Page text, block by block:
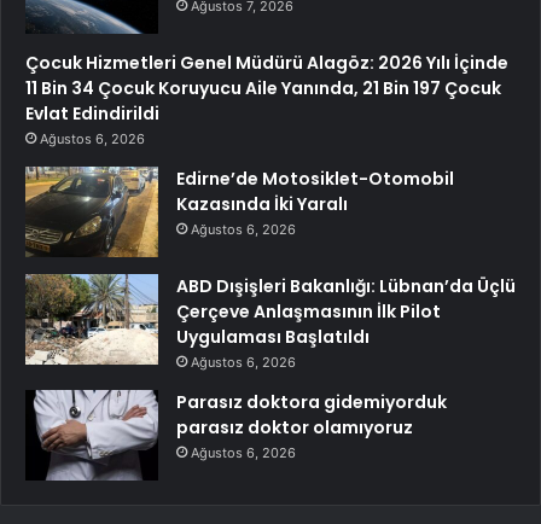
Ağustos 7, 2026
Çocuk Hizmetleri Genel Müdürü Alagöz: 2026 Yılı İçinde
11 Bin 34 Çocuk Koruyucu Aile Yanında, 21 Bin 197 Çocuk
Evlat Edindirildi
Ağustos 6, 2026
Edirne’de Motosiklet-Otomobil
Kazasında İki Yaralı
Ağustos 6, 2026
ABD Dışişleri Bakanlığı: Lübnan’da Üçlü
Çerçeve Anlaşmasının İlk Pilot
Uygulaması Başlatıldı
Ağustos 6, 2026
Parasız doktora gidemiyorduk
parasız doktor olamıyoruz
Ağustos 6, 2026